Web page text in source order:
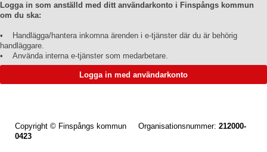
Logga in som anställd med ditt användarkonto i Finspångs kommun
om du ska:
• Handlägga/hantera inkomna ärenden i e-tjänster där du är behörig
handläggare.
• Använda interna e-tjänster som medarbetare.
Copyright © Finspångs kommun Organisationsnummer: 212000-
0423